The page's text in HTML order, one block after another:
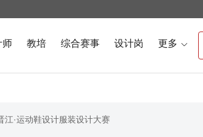
师 教培 综合赛事 设计岗 更多 
江·运动鞋设计服装设计大赛